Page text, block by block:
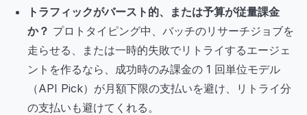
トラフィックがバースト的、または予算が従量課金
か？ プロトタイピング中、バッチのリサーチジョブを
走らせる、または一時的失敗でリトライするエージェ
ントを作るなら、成功時のみ課金の 1 回単位モデル
（API Pick）が月額下限の支払いを避け、リトライ分
の支払いも避けてくれる。